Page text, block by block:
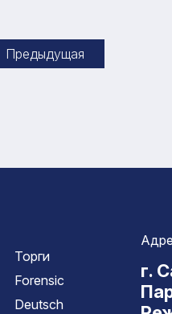
Предыдущая
Торги
Forensic
Deutsch
г.